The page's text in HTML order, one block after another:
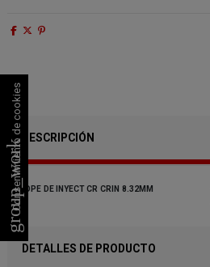
DESCRIPCIÓN
TOPE DE INYECT CR CRIN 8.32MM
DETALLES DE PRODUCTO
group_work
Consentimiento de cookies